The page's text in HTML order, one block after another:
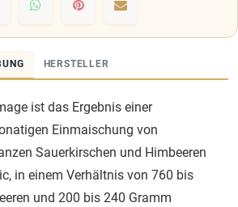
HERSTELLER
ist das Ergebnis einer
Einmaischung von
Sauerkirschen und Himbeeren
in einem Verhältnis von 760 bis
und 200 bis 240 Gramm